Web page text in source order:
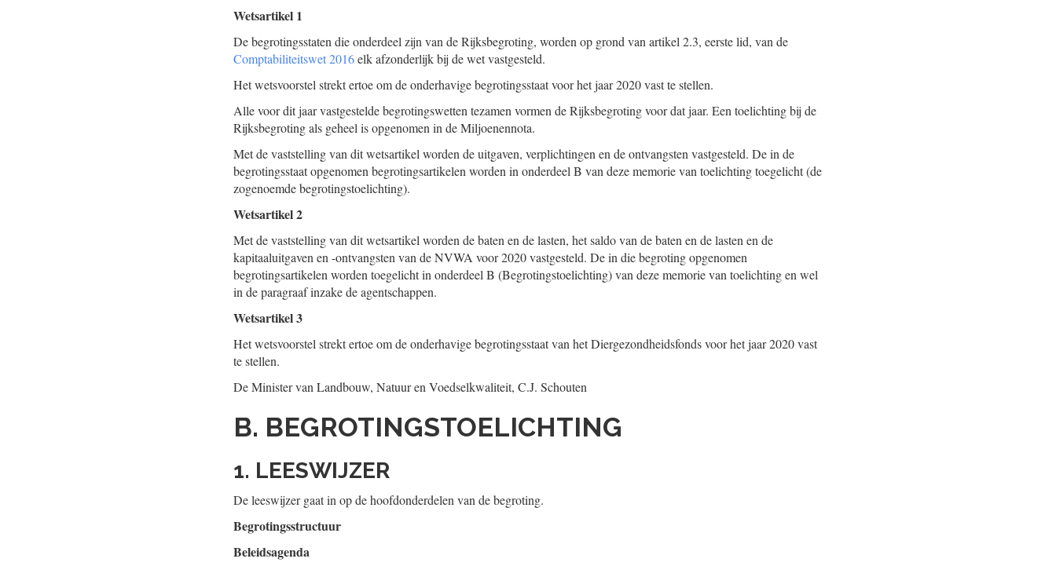
Wetsartikel 1
De begrotingsstaten die onderdeel zijn van de Rijksbegroting, worden op grond van artikel 2.3, eerste lid, van de
Comptabiliteitswet 2016elk afzonderlijk bij de wet vastgesteld.
Het wetsvoorstel strekt ertoe om de onderhavige begrotingsstaat voor het jaar 2020 vast te stellen.
Alle voor dit jaar vastgestelde begrotingswetten tezamen vormen de Rijksbegroting voor dat jaar. Een toelichting bij de
Rijksbegroting als geheel is opgenomen in de Miljoenennota.
Met de vaststelling van dit wetsartikel worden de uitgaven, verplichtingen en de ontvangsten vastgesteld. De in de
begrotingsstaat opgenomen begrotingsartikelen worden in onderdeel B van deze memorie van toelichting toegelicht (de
zogenoemde begrotingstoelichting).
Wetsartikel 2
Met de vaststelling van dit wetsartikel worden de baten en de lasten, het saldo van de baten en de lasten en de
kapitaaluitgaven en -ontvangsten van de NVWA voor 2020 vastgesteld. De in die begroting opgenomen
begrotingsartikelen worden toegelicht in onderdeel B (Begrotingstoelichting) van deze memorie van toelichting en wel
in de paragraaf inzake de agentschappen.
Wetsartikel 3
Het wetsvoorstel strekt ertoe om de onderhavige begrotingsstaat van het Diergezondheidsfonds voor het jaar 2020 vast
te stellen.
De Minister van Landbouw, Natuur en Voedselkwaliteit, C.J. Schouten
B. BEGROTINGSTOELICHTING
1. LEESWIJZER
De leeswijzer gaat in op de hoofdonderdelen van de begroting.
Begrotingsstructuur
Beleidsagenda